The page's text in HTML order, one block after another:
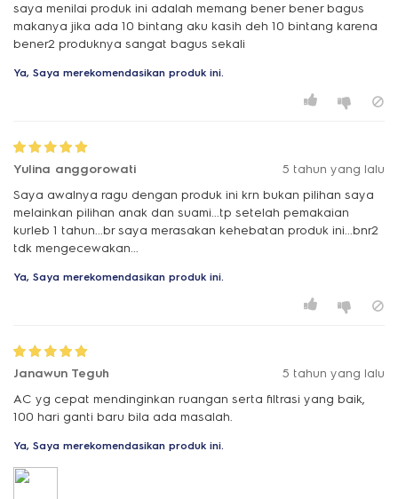
saya menilai produk ini adalah memang bener bener bagus
makanya jika ada 10 bintang aku kasih deh 10 bintang karena
bener2 produknya sangat bagus sekali
Ya, Saya merekomendasikan produk ini.
Yulina anggorowati
5 tahun yang lalu
Saya awalnya ragu dengan produk ini krn bukan pilihan saya
melainkan pilihan anak dan suami...tp setelah pemakaian
kurleb 1 tahun...br saya merasakan kehebatan produk ini...bnr2
tdk mengecewakan...
Ya, Saya merekomendasikan produk ini.
Janawun Teguh
5 tahun yang lalu
AC yg cepat mendinginkan ruangan serta filtrasi yang baik,
100 hari ganti baru bila ada masalah.
Ya, Saya merekomendasikan produk ini.